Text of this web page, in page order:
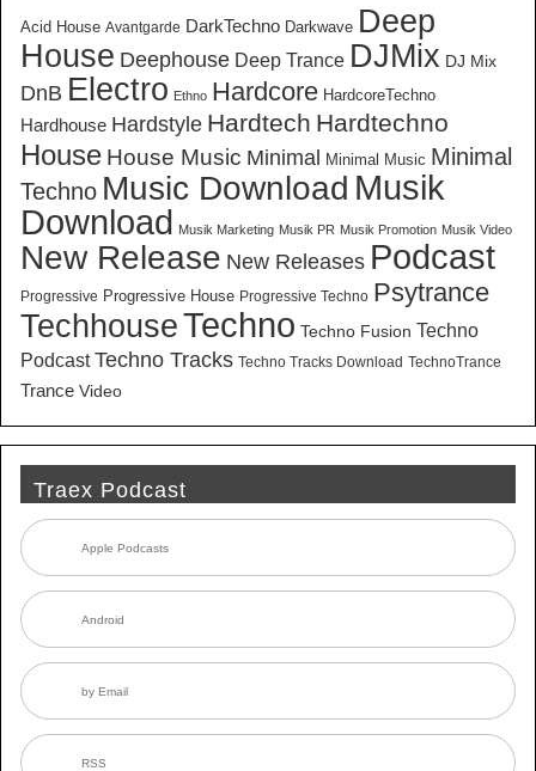
Acid House Avantgarde DarkTechno Darkwave Deep
House Deephouse Deep Trance DJMix DJ Mix
DnB Electro Ethno Hardcore HardcoreTechno
Hardhouse Hardstyle Hardtech Hardtechno
House House Music Minimal Minimal Music Minimal
Techno Music Download Musik
Download Musik Marketing Musik PR Musik Promotion Musik Video
New Release New Releases Podcast
Progressive Progressive House Progressive Techno Psytrance
TechhouseTechno Techno Fusion Techno
Podcast Techno Tracks Techno Tracks Download TechnoTrance
Trance Video
Traex Podcast
Apple Podcasts
Android
by Email
RSS